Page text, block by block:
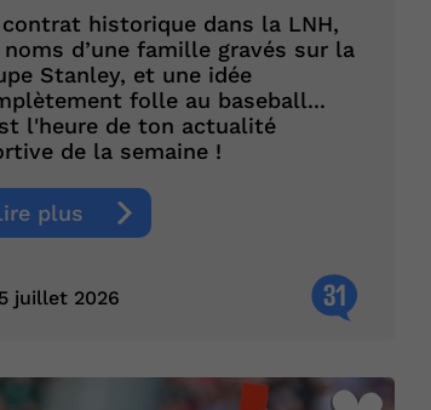
contrat historique dans la LNH,
d’une famille gravés sur la
Stanley, et une idée
folle au baseball...
l'heure de ton actualité
de la semaine !
plus
juillet 2026 31